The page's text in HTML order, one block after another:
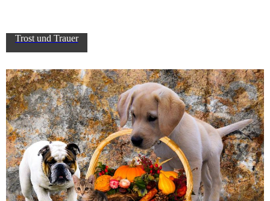
Trost und Trauer